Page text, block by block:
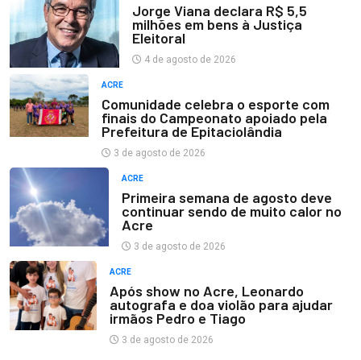
Jorge Viana declara R$ 5,5
milhões em bens à Justiça
Eleitoral
4 de agosto de 2026
ACRE
Comunidade celebra o esporte com
finais do Campeonato apoiado pela
Prefeitura de Epitaciolândia
3 de agosto de 2026
ACRE
Primeira semana de agosto deve
continuar sendo de muito calor no
Acre
3 de agosto de 2026
ACRE
Após show no Acre, Leonardo
autografa e doa violão para ajudar
irmãos Pedro e Tiago
3 de agosto de 2026